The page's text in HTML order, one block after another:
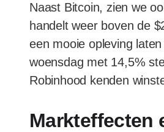
Naast Bitcoin, zien we
handelt weer boven de
een mooie opleving
woensdag met 14,5%
Robinhood kenden
Markteffecten